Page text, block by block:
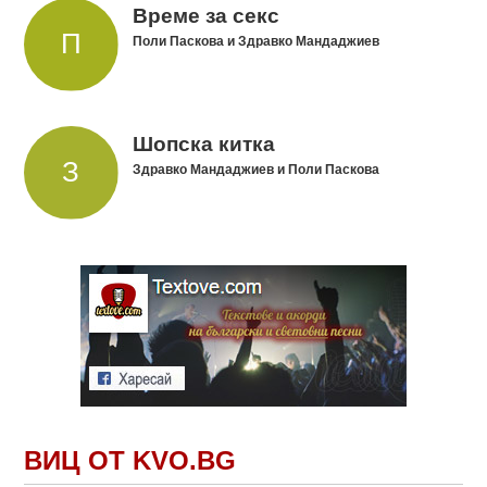
Време за секс
Поли Паскова и Здравко Мандаджиев
Шопска китка
Здравко Мандаджиев и Поли Паскова
ВИЦ ОТ KVO.BG